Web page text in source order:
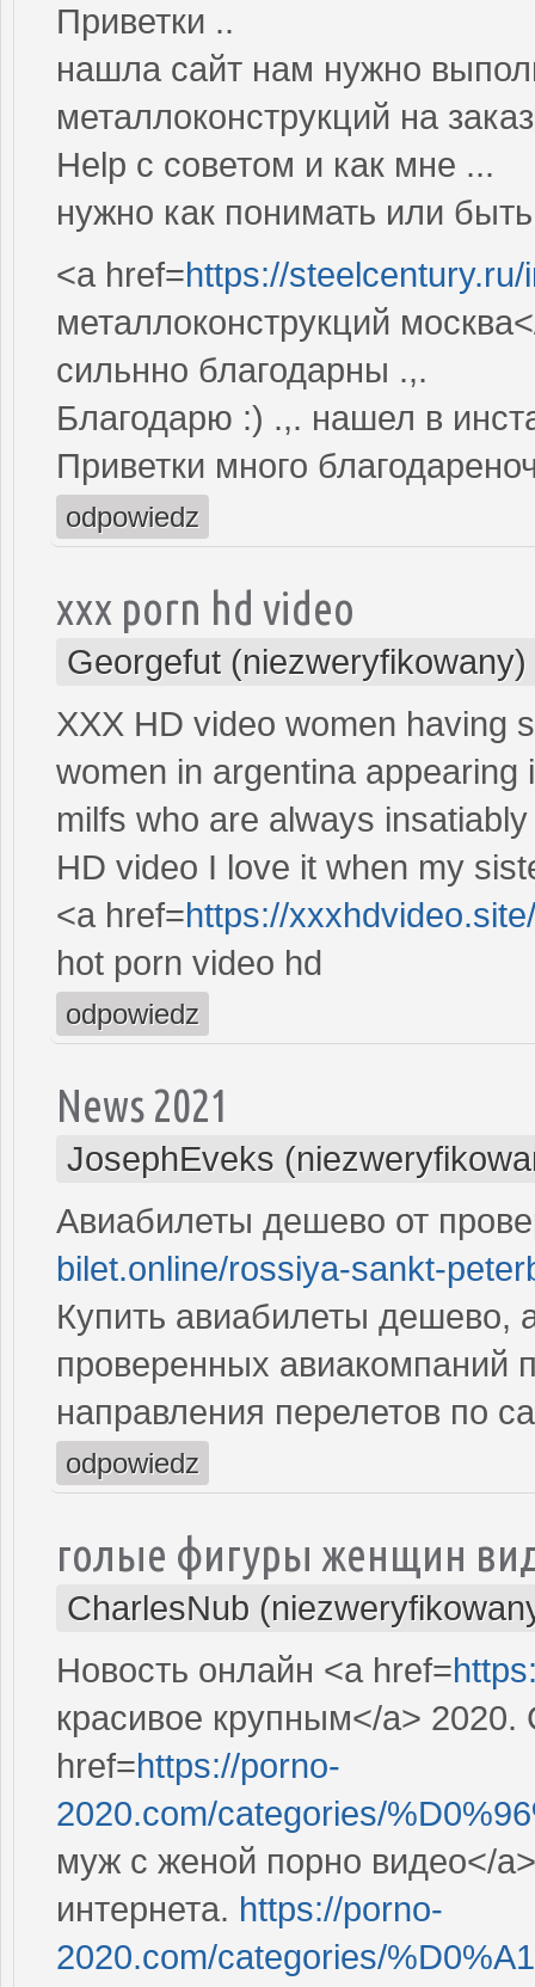
Приветки ..
нашла сайт нам нужно
металлоконструкций на
Help c советом и как мне ...
нужно как понимать или
<a href=https://
металлоконструкций
сильнно благодарны .,.
Благодарю :) .,. нашел в
Приветки много
odpowiedz
xxx porn hd video
Georgefut (niezweryfikowany)
XXX HD video women having
women in argentina
milfs who are always
HD video I love it when my
<a href=https://
hot porn video hd
odpowiedz
News 2021
JosephEveks
Авиабилеты дешево от
bilet.online/rossiya-sankt-
Купить авиабилеты дешево,
проверенных
направления перелетов по
odpowiedz
голые фигуры женщин
CharlesNub
Новость онлайн <a href=
красивое крупным</a>
href=https://porno-
2020.com/categories/
муж с женой порно видео</
интернета. https://porno-
2020.com/categories/